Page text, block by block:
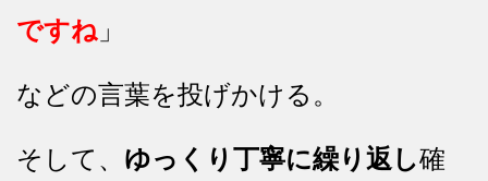
ですね 」
などの言葉を投げかける。
そして、 ゆっくり丁寧に繰り返し確